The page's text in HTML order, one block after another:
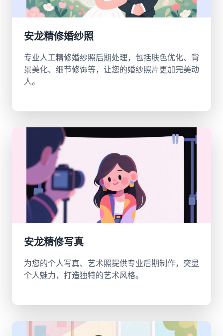
安龙精修婚纱照
专业人工精修婚纱照后期处理，包括肤色优化、背
景美化、细节修饰等，让您的婚纱照片更加完美动
人。
安龙精修写真
为您的个人写真、艺术照提供专业后期制作，突显
个人魅力，打造独特的艺术风格。